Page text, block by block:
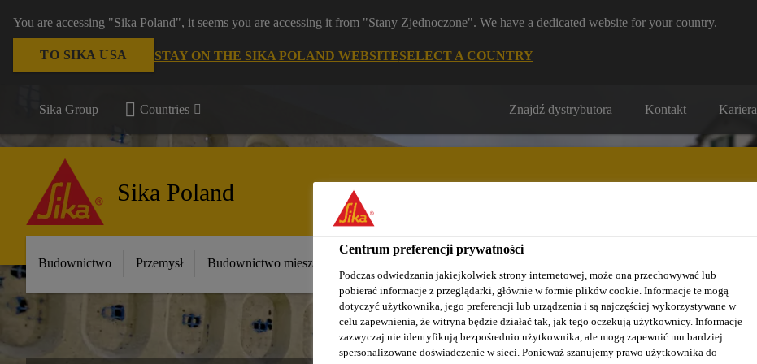
You are accessing "Sika Poland", it seems you are accessing it from "Stany Zjednoczone". We have a dedicated website for your country.
TO SIKA USA STAY ON THE SIKA POLAND WEBSITESELECT A COUNTRY
Sika Group Countries Znajdź dystrybutora Kontakt Kariera
Sika Poland
Budownictwo Przemysł Budownictwo mieszkaniowe
Centrum preferencji prywatności
Podczas odwiedzania jakiejkolwiek strony internetowej, może ona przechowywać lub
pobierać informacje z przeglądarki, głównie w formie plików cookie. Informacje te mogą
dotyczyć użytkownika, jego preferencji lub urządzenia i są najczęściej wykorzystywane w
celu zapewnienia, że witryna będzie działać tak, jak tego oczekują użytkownicy. Informacje
zazwyczaj nie identyfikują bezpośrednio użytkownika, ale mogą zapewnić mu bardziej
spersonalizowane doświadczenie w sieci. Ponieważ szanujemy prawo użytkownika do